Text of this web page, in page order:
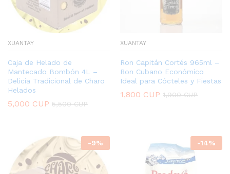
XUANTAY
Caja de Helado de
Mantecado Bombón 4L –
Delicia Tradicional de Charo
Helados
5,000 CUP 5,500CUP
XUANTAY
Ron Capitán Cortés 965ml –
Ron Cubano Económico
Ideal para Cócteles y Fiestas
1,800 CUP 1,900CUP
-9% -14%